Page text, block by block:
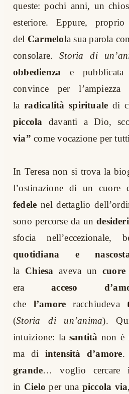
queste: pochi anni, un
esteriore. Eppure,
del Carmelola sua parola
consolare.
Storia di
obbedienza
e pubblicata
convince per
la radicalità spirituale di
piccola
davanti a Dio,
via” come vocazione per
In Teresa non si trova la
l’ostinazione di un cuore
fedele nel dettaglio
sono percorse da un
sfocia nell’eccezionale,
quotidiana e
la
Chiesa aveva un cuore
era
acceso
che
l’amore racchiudeva
(Storia di un’anima).
intuizione: la santità non è
ma di
intensità d’amore.
grande… voglio cercare
in Cielo per una piccola via